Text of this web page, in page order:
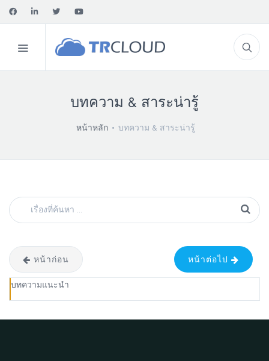
บทความ & สาระน่ารู้
หน้าหลัก บทความ & สาระน่ารู้
หน้าก่อน หน้าต่อไป
บทความแนะนำ